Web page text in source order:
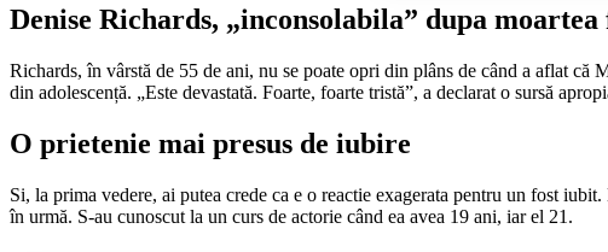
Denise Richards, „inconsolabila” dupa
Richards, în vârstă de 55 de ani, nu se poate opri din plâns de când a aflat
din adolescență. „Este devastată. Foarte, foarte tristă”, a declarat o sursă
O prietenie mai presus de iubire
Si, la prima vedere, ai putea crede ca e o reactie exagerata pentru un fost
în urmă. S-au cunoscut la un curs de actorie când ea avea 19 ani, iar el 21.